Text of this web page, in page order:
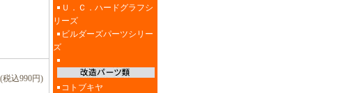
税込990円)
Ｕ．Ｃ．ハードグラフシ
リーズ
ビルダーズパーツシリー
ズ
コトブキヤ